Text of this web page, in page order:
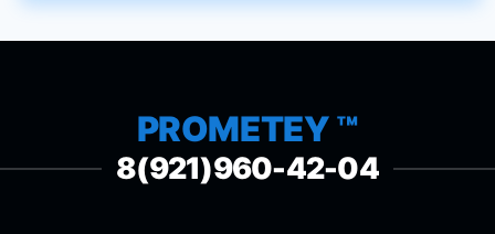
PROMETEY ™
8(921)960-42-04